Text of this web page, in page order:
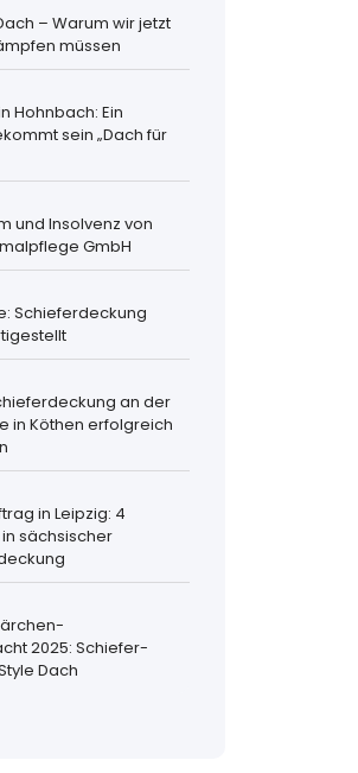
– Warum wir jetzt
müssen
Hohnbach: Ein
sein „Dach für
und Insolvenz von
GmbH
Schieferdeckung
an der
in Köthen erfolgreich
in Leipzig: 4
sächsischer
2025: Schiefer-
Dach